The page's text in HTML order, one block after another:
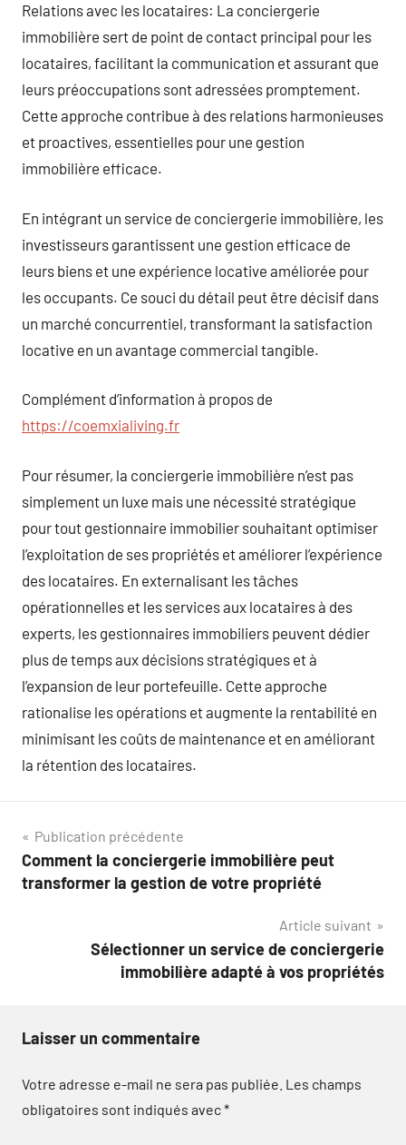
Relations avec les locataires: La conciergerie
immobilière sert de point de contact principal pour les
locataires, facilitant la communication et assurant que
leurs préoccupations sont adressées promptement.
Cette approche contribue à des relations harmonieuses
et proactives, essentielles pour une gestion
immobilière efficace.
En intégrant un service de conciergerie immobilière, les
investisseurs garantissent une gestion efficace de
leurs biens et une expérience locative améliorée pour
les occupants. Ce souci du détail peut être décisif dans
un marché concurrentiel, transformant la satisfaction
locative en un avantage commercial tangible.
Complément d’information à propos de
https://coemxialiving.fr
Pour résumer, la conciergerie immobilière n’est pas
simplement un luxe mais une nécessité stratégique
pour tout gestionnaire immobilier souhaitant optimiser
l’exploitation de ses propriétés et améliorer l’expérience
des locataires. En externalisant les tâches
opérationnelles et les services aux locataires à des
experts, les gestionnaires immobiliers peuvent dédier
plus de temps aux décisions stratégiques et à
l’expansion de leur portefeuille. Cette approche
rationalise les opérations et augmente la rentabilité en
minimisant les coûts de maintenance et en améliorant
la rétention des locataires.
Navigation
de
Publication précédente
Comment la conciergerie immobilière peut
transformer la gestion de votre propriété
Article suivant
Sélectionner un service de conciergerie
immobilière adapté à vos propriétés
Laisser un commentaire
Votre adresse e-mail ne sera pas publiée. Les champs
obligatoires sont indiqués avec*